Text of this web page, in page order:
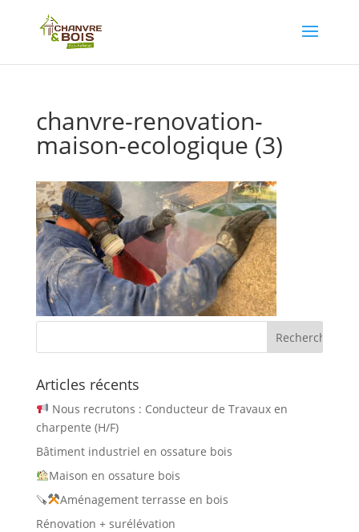
chanvre-renovation-
maison-ecologique (3)
Articles récents
Nous recrutons : Conducteur de Travaux en
charpente (H/F)
Bâtiment industriel en ossature bois
Maison en ossature bois
🪚
Aménagement terrasse en bois
Rénovation + surélévation